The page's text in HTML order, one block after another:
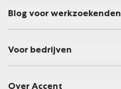
Blog voor werkzoekenden
Voor bedrijven
Over Accent